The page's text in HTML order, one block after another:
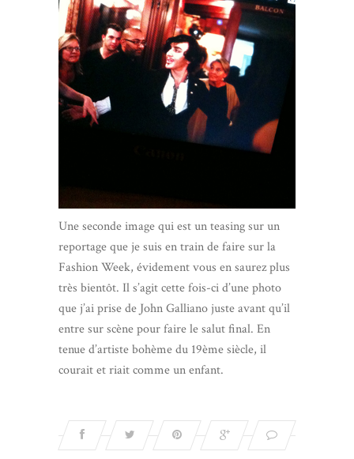
Une seconde image qui est un teasing sur un
reportage que je suis en train de faire sur la
Fashion Week, évidement vous en saurez plus
très bientôt. Il s’agit cette fois-ci d’une photo
que j’ai prise de John Galliano juste avant qu’il
entre sur scène pour faire le salut final. En
tenue d’artiste bohème du 19ème siècle, il
courait et riait comme un enfant.